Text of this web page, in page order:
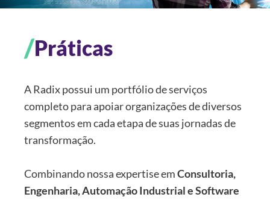
/Práticas
A Radix possui um portfólio de serviços
completo para apoiar organizações de diversos
segmentos em cada etapa de suas jornadas de
transformação.
Combinando nossa expertise emConsultoria,
Engenharia, Automação Industrial e Software